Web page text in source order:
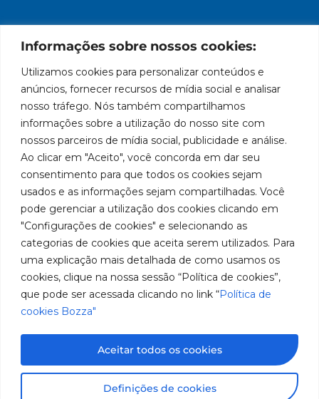
Informações sobre nossos cookies:
Utilizamos cookies para personalizar conteúdos e
anúncios, fornecer recursos de mídia social e analisar
nosso tráfego. Nós também compartilhamos
informações sobre a utilização do nosso site com
nossos parceiros de mídia social, publicidade e análise.
Ao clicar em "Aceito", você concorda em dar seu
consentimento para que todos os cookies sejam
usados e as informações sejam compartilhadas. Você
pode gerenciar a utilização dos cookies clicando em
"Configurações de cookies" e selecionando as
categorias de cookies que aceita serem utilizados. Para
uma explicação mais detalhada de como usamos os
cookies, clique na nossa sessão “Política de cookies”,
que pode ser acessada clicando no link “Política de
cookies Bozza"
Definições de cookies
Aceitar todos os cookies
Marca
líder
en
fabricación
de
equipos
para
lubricación
abastecimiento
de
América
del
Sur.
Políticas
de
privacidad
Políticas
de
cookies
Institucional
Institucional
Centros de
Servicio
Autorizados
Sea un
Representante
Trabaje con
Ubicación
Rua
931 – Anexo
Anita
Franchini,
50/96
Bairro: Santa
Terezinha
São Bernardo
SP
CEP: 09780-
001
Hable
con
SAC: 0800
Redes
sociales
Youtube
LinkedIn
Instagram
Imágenes meramente ilustrativas. Información sujeta a